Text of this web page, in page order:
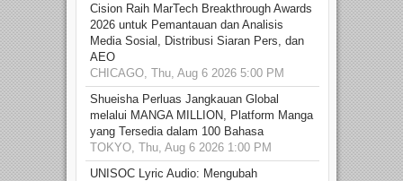
Cision Raih MarTech Breakthrough Awards
2026 untuk Pemantauan dan Analisis
Media Sosial, Distribusi Siaran Pers, dan
AEO
CHICAGO, Thu, Aug 6 2026 5:00 PM
Shueisha Perluas Jangkauan Global
melalui MANGA MILLION, Platform Manga
yang Tersedia dalam 100 Bahasa
TOKYO, Thu, Aug 6 2026 1:00 PM
UNISOC Lyric Audio: Mengubah